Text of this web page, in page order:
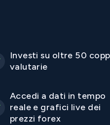
Investi su oltre 50
valutarie
Accedi a dati in tempo
reale e grafici live dei
prezzi forex